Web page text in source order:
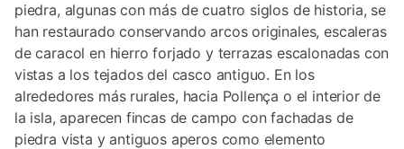
piedra, algunas con más de cuatro siglos de historia, se
han restaurado conservando arcos originales, escaleras
de caracol en hierro forjado y terrazas escalonadas con
vistas a los tejados del casco antiguo. En los
alrededores más rurales, hacia Pollença o el interior de
la isla, aparecen fincas de campo con fachadas de
piedra vista y antiguos aperos como elemento